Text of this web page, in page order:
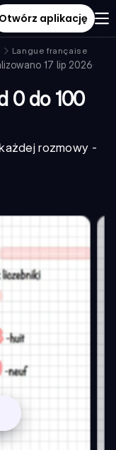
Otwórz aplikację
Langue française
17 lip 2026·
0 do 100
rozmowy -